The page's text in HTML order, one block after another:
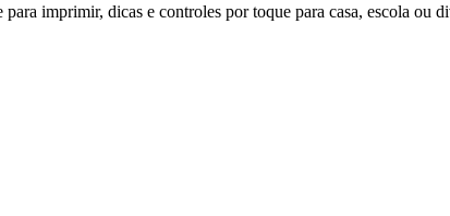
imprimir, dicas e controles por toque para casa, escola ou